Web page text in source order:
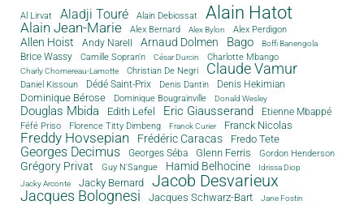
Al Lirvat Aladji Touré Alain Debiossat Alain Hatot
Alain Jean-Marie Alex Bernard Alex Bylon Alex Perdigon
Allen Hoist Andy Narell Arnaud Dolmen Bago Boffi Banengola
Brice Wassy Camille Sopran'n César Durcin Charlotte Mbango
Charly Chomereau-Lamotte Christian De Negri Claude Vamur
Daniel Kissoun Dédé Saint-Prix Denis Dantin Denis Hekimian
Dominique Bérose Dominique Bougrainville Donald Wesley
Douglas Mbida Edith Lefel Eric Giausserand Etienne Mbappé
Féfé Priso Florence Titty Dimbeng Franck Curier Franck Nicolas
Freddy Hovsepian Frédéric Caracas Fredo Tete
Georges Decimus Georges Séba Glenn Ferris Gordon Henderson
Grégory Privat Guy N'Sangue Hamid Belhocine
Idrissa Diop
Jacky Arconte
Jacky Bernard Jacob Desvarieux
Jacques Bolognesi Jacques Schwarz-Bart Jane Fostin